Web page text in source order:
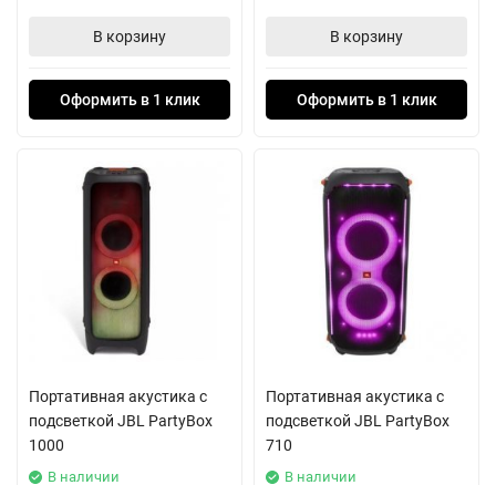
В корзину
Оформить в 1 клик
В корзину
Оформить в 1 клик
Портативная акустика с
подсветкой JBL PartyBox
1000
В наличии
Портативная акустика с
подсветкой JBL PartyBox
710
В наличии